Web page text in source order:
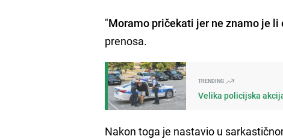
"Moramo pričekati jer ne znamo je
prenosa.
TRENDING
Velika policijska
Nakon toga je nastavio u